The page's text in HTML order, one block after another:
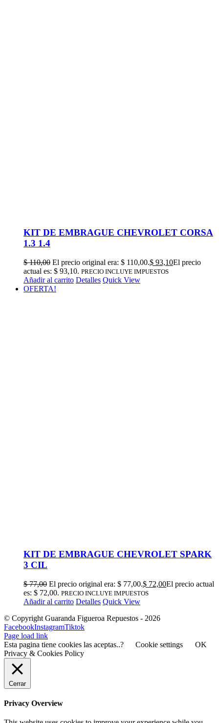
KIT DE EMBRAGUE CHEVROLET CORSA
1.3 1.4
$110,00 El precio original era: $ 110,00.$ 93,10El precio
actual es: $ 93,10. PRECIO INCLUYE IMPUESTOS
Añadir al carrito Detalles Quick View
OFERTA!
KIT DE EMBRAGUE CHEVROLET SPARK
3 CIL
$77,00 El precio original era: $ 77,00.$ 72,00El precio actual
es: $ 72,00. PRECIO INCLUYE IMPUESTOS
Añadir al carrito Detalles Quick View
© Copyright Guaranda Figueroa Repuestos - 2026
FacebookInstagramTiktok
Page load link
Esta pagina tiene cookies las aceptas..?
Cookie settings
OK
Privacy & Cookies Policy
Cerrar
Privacy Overview